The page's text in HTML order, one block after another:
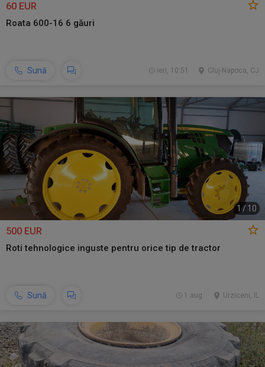
60 EUR
Roata 600-16 6 găuri
Sună Cluj-Napoca, CJ
ieri, 10:51
1 / 10
500 EUR
Roti tehnologice inguste pentru orice tip de tractor
Sună Urziceni, IL
1 aug.